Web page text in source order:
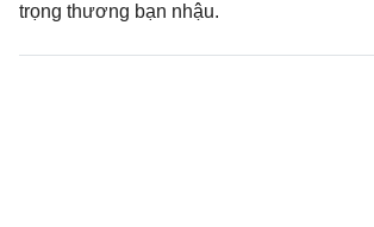
trọng thương bạn nhậu.